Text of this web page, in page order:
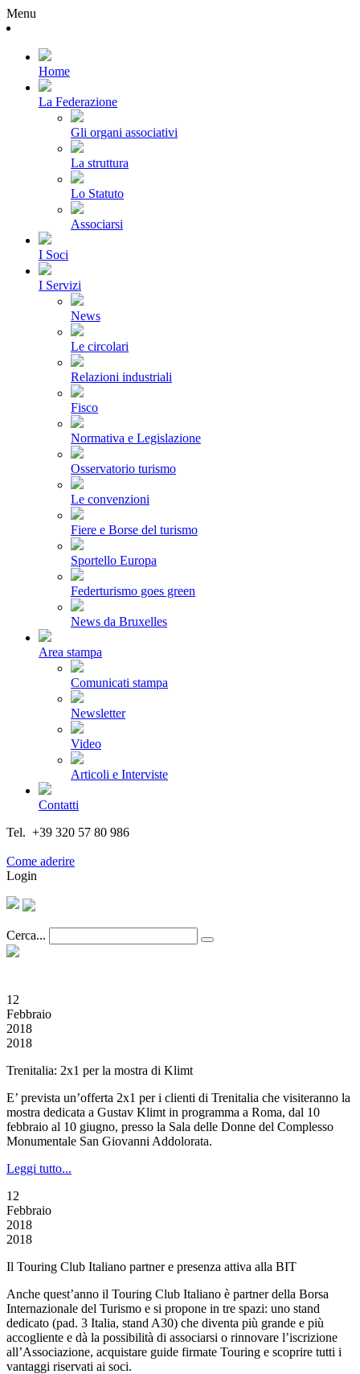
Menu
Home
La Federazione
Gli organi associativi
La struttura
Lo Statuto
Associarsi
I Soci
I Servizi
News
Le circolari
Relazioni industriali
Fisco
Normativa e Legislazione
Osservatorio turismo
Le convenzioni
Fiere e Borse del turismo
Sportello Europa
Federturismo goes green
News da Bruxelles
Area stampa
Comunicati stampa
Newsletter
Video
Articoli e Interviste
Contatti
Tel. +39 320 57 80 986
Come aderire
Login
Cerca...
12
Febbraio
2018
2018
Trenitalia: 2x1 per la mostra di Klimt
E’ prevista un’offerta 2x1 per i clienti di Trenitalia che visiteranno la
mostra dedicata a Gustav Klimt in programma a Roma, dal 10
febbraio al 10 giugno, presso la Sala delle Donne del Complesso
Monumentale San Giovanni Addolorata.
Leggi tutto...
12
Febbraio
2018
2018
Il Touring Club Italiano partner e presenza attiva alla BIT
Anche quest’anno il Touring Club Italiano è partner della Borsa
Internazionale del Turismo e si propone in tre spazi: uno stand
dedicato (pad. 3 Italia, stand A30) che diventa più grande e più
accogliente e dà la possibilità di associarsi o rinnovare l’iscrizione
all’Associazione, acquistare guide firmate Touring e scoprire tutti i
vantaggi riservati ai soci.